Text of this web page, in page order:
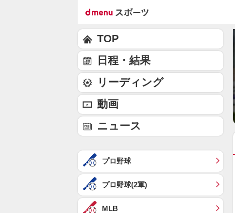
TOP
日程・結果
リーディング
動画
ニュース
プロ野球
プロ野球(2軍)
MLB